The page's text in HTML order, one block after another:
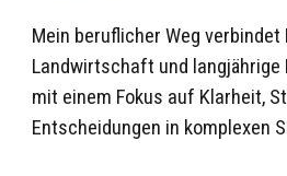
Mein beruflicher Weg verbindet
Landwirtschaft und langjährige
mit einem Fokus auf Klarheit,
Entscheidungen in komplexen